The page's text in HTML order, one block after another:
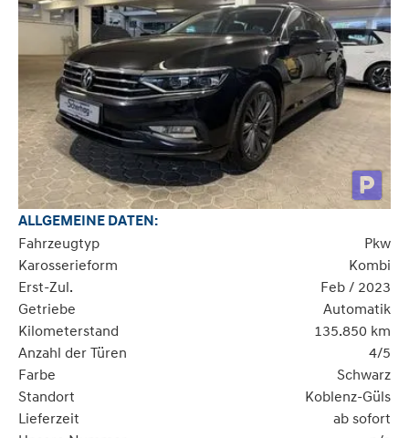
ALLGEMEINE DATEN:
Fahrzeugtyp
Pkw
Karosserieform
Kombi
Erst-Zul.
Feb / 2023
Getriebe
Automatik
Kilometerstand
135.850 km
Anzahl der Türen
4/5
Farbe
Schwarz
Standort
Koblenz-Güls
Lieferzeit
ab sofort